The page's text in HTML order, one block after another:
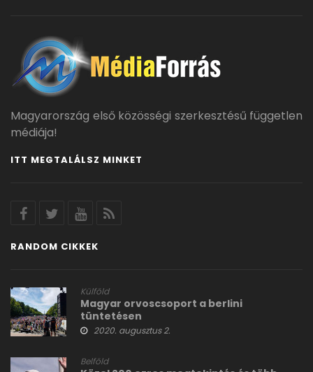
Magyarország első közösségi szerkesztésű független
médiája!
ITT MEGTALÁLSZ MINKET
RANDOM CIKKEK
Külföld
Magyar orvoscsoport a berlini
tüntetésen
2020. augusztus 2.
Belföld